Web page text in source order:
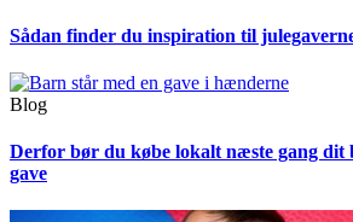
Sådan finder du inspiration til
Blog
Derfor bør du købe lokalt næste gang dit
gave